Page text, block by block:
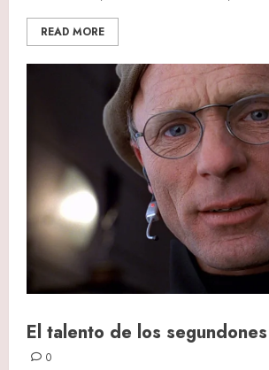
READ MORE
El talento de los segundones
0